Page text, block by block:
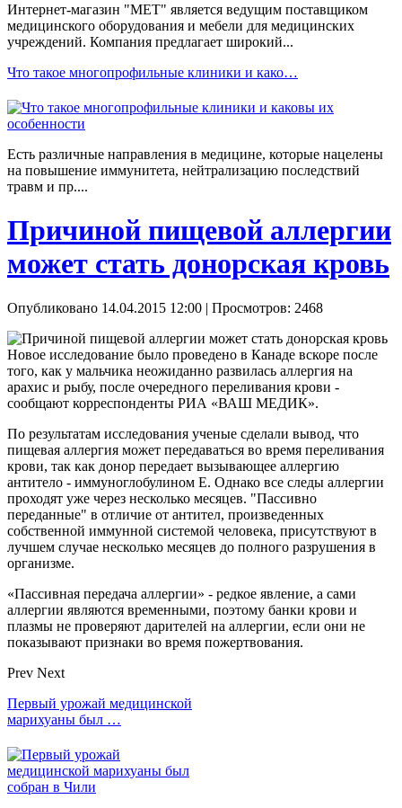
Интернет-магазин "МЕТ" является ведущим поставщиком
медицинского оборудования и мебели для медицинских
учреждений. Компания предлагает широкий...
Что такое многопрофильные клиники и како…
Есть различные направления в медицине, которые нацелены
на повышение иммунитета, нейтрализацию последствий
травм и пр....
Причиной пищевой аллергии
может стать донорская кровь
Опубликовано 14.04.2015 12:00 | Просмотров: 2468
Новое исследование было проведено в Канаде вскоре после
того, как у мальчика неожиданно развилась аллергия на
арахис и рыбу, после очередного переливания крови -
сообщают корреспонденты РИА «ВАШ МЕДИК».
По результатам исследования ученые сделали вывод, что
пищевая аллергия может передаваться во время переливания
крови, так как донор передает вызывающее аллергию
антитело - иммуноглобулином E. Однако все следы аллергии
проходят уже через несколько месяцев. "Пассивно
переданные" в отличие от антител, произведенных
собственной иммунной системой человека, присутствуют в
лучшем случае несколько месяцев до полного разрушения в
организме.
«Пассивная передача аллергии» - редкое явление, а сами
аллергии являются временными, поэтому банки крови и
плазмы не проверяют дарителей на аллергии, если они не
показывают признаки во время пожертвования.
Prev Next
Первый урожай медицинской
марихуаны был …